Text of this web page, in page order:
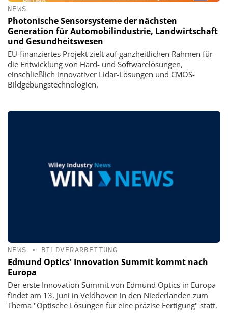
NEWS
Photonische Sensorsysteme der nächsten
Generation für Automobilindustrie, Landwirtschaft
und Gesundheitswesen
EU-finanziertes Projekt zielt auf ganzheitlichen Rahmen für
die Entwicklung von Hard- und Softwarelösungen,
einschließlich innovativer Lidar-Lösungen und CMOS-
Bildgebungstechnologien.
NEWS • BILDVERARBEITUNG
Edmund Optics' Innovation Summit kommt nach
Europa
Der erste Innovation Summit von Edmund Optics in Europa
findet am 13. Juni in Veldhoven in den Niederlanden zum
Thema "Optische Lösungen für eine präzise Fertigung" statt.